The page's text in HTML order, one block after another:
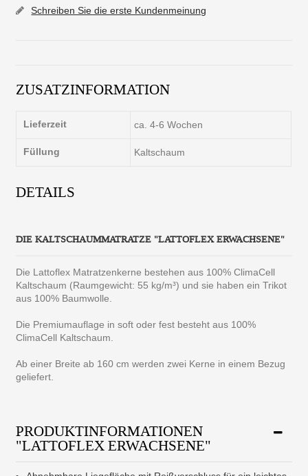
Schreiben Sie die erste Kundenmeinung
ZUSATZINFORMATION
Lieferzeit ca. 4-6 Wochen
Füllung Kaltschaum
DETAILS
DIE KALTSCHAUMMATRATZE "LATTOFLEX ERWACHSENE"
Die Lattoflex Matratzenkerne bestehen aus 100% ClimaCell
Kaltschaum (Raumgewicht: 55 kg/m³) und sie haben ein Trikot
aus 100% Baumwolle.
Die Premiumauflage in soft oder fest besteht aus 100%
ClimaCell Kaltschaum.
Ab einer Breite ab 160 cm werden zwei Kerne in einem Bezug
geliefert.
PRODUKTINFORMATIONEN
"LATTOFLEX ERWACHSENE"